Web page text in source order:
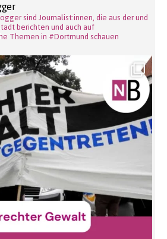
sind Journalist:innen, die aus der und
berichten und auch auf
Themen in #Dortmund schauen